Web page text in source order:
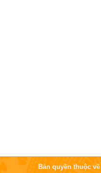
Bản quyền thuộc